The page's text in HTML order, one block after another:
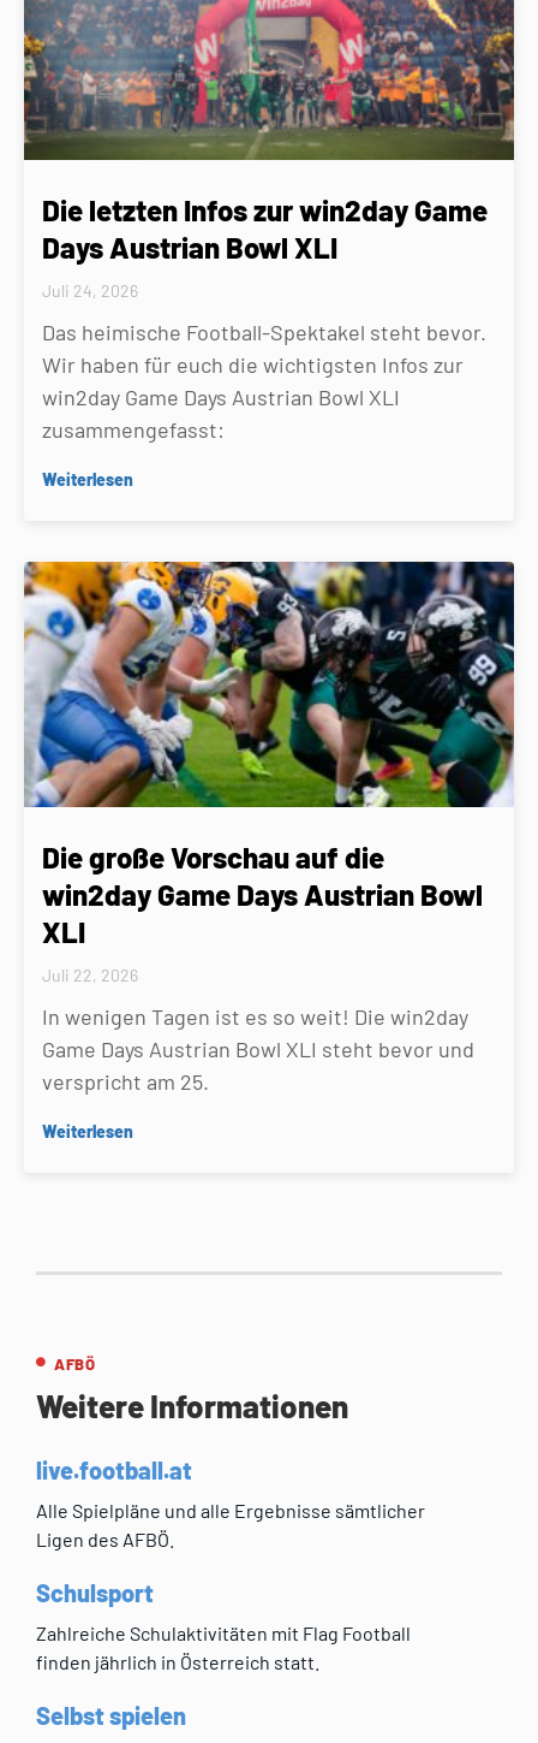
Die letzten Infos zur win2day Game
Days Austrian Bowl XLI
Juli 24, 2026
Das heimische Football-Spektakel steht bevor.
Wir haben für euch die wichtigsten Infos zur
win2day Game Days Austrian Bowl XLI
zusammengefasst:
Weiterlesen
Die große Vorschau auf die
win2day Game Days Austrian Bowl
XLI
Juli 22, 2026
In wenigen Tagen ist es so weit! Die win2day
Game Days Austrian Bowl XLI steht bevor und
verspricht am 25.
Weiterlesen
AFBÖ
Weitere Informationen
live.football.at
Alle Spielpläne und alle Ergebnisse sämtlicher
Ligen des AFBÖ.
Schulsport
Zahlreiche Schulaktivitäten mit Flag Football
finden jährlich in Österreich statt.
Selbst spielen